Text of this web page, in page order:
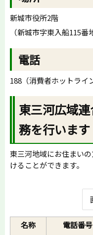
新城市役所2階
（新城市字東入船115番
電話
188（消費者ホットライ
東三河広域
務を行います
東三河地域にお住まい
けることができます。
名称 電話番号